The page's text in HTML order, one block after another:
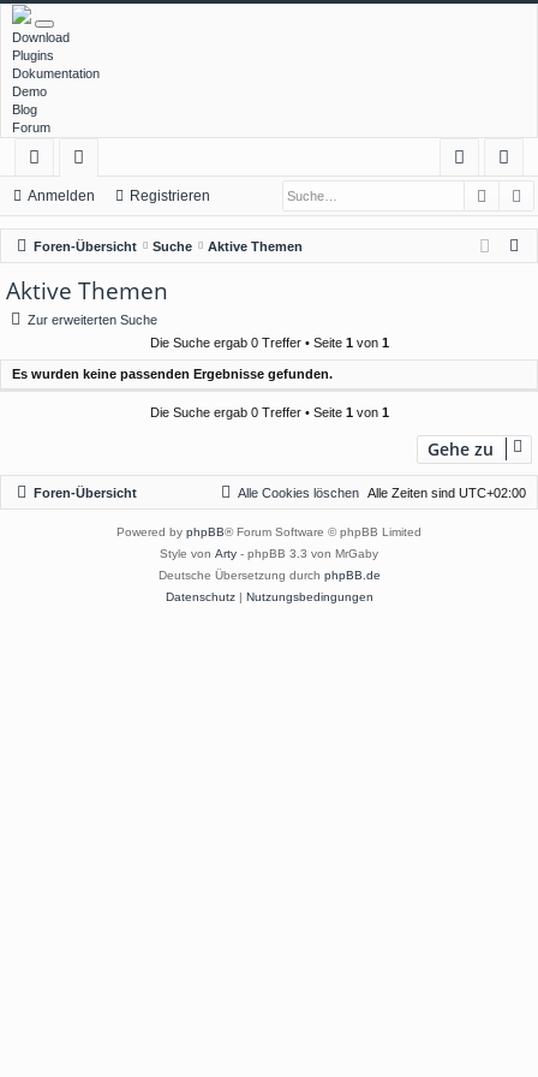
Download
Plugins
Dokumentation
Demo
Blog
Forum
ch
ne
llz
ug
f
or
en
m
el
ist
rie
Anmelden Registrieren
Foren-Übersicht Suche Aktive Themen
Aktive Themen
Zur erweiterten Suche
Die Suche ergab 0 Treffer • Seite 1von 1
Es wurden keine passenden Ergebnisse gefunden.
Die Suche ergab 0 Treffer • Seite 1von 1
Gehe zu
Foren-Übersicht Alle Zeiten sind UTC+02:00
Alle Cookies löschen
Powered by phpBB® Forum Software © phpBB Limited
Style von Arty - phpBB 3.3 von MrGaby
Deutsche Übersetzung durch phpBB.de
Datenschutz| Nutzungsbedingungen